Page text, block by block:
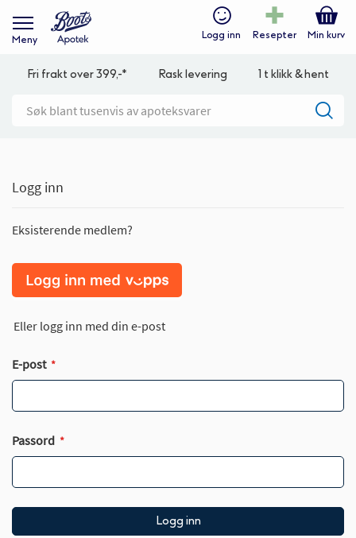
Meny Logg inn Resepter Min kurv
Fri frakt over 399,-* Rask levering 1 t klikk & hent
Logg inn
Eksisterende medlem?
Eller logg inn med din e-post
E-post
Passord
Logg inn